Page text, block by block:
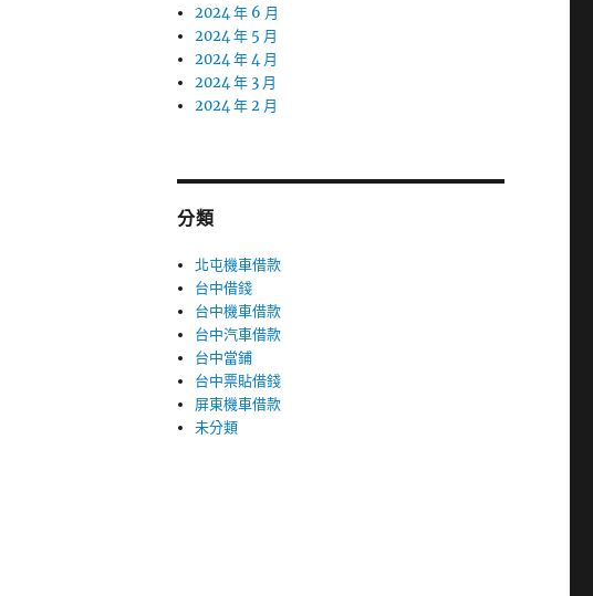
2024 年 6 月
2024 年 5 月
2024 年 4 月
2024 年 3 月
2024 年 2 月
分類
北屯機車借款
台中借錢
台中機車借款
台中汽車借款
台中當鋪
台中票貼借錢
屏東機車借款
未分類